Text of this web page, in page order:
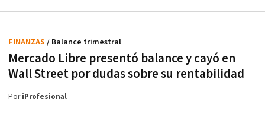
Mercado Libre presentó balance y cayó en
Wall Street por dudas sobre su rentabilidad
FINANZAS / Balance trimestral
PoriProfesional